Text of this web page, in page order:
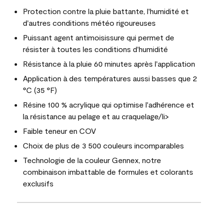
Protection contre la pluie battante, l'humidité et
d'autres conditions météo rigoureuses
Puissant agent antimoisissure qui permet de
résister à toutes les conditions d'humidité
Résistance à la pluie 60 minutes après l'application
Application à des températures aussi basses que 2
°C (35 °F)
Résine 100 % acrylique qui optimise l'adhérence et
la résistance au pelage et au craquelage/li>
Faible teneur en COV
Choix de plus de 3 500 couleurs incomparables
Technologie de la couleur Gennex, notre
combinaison imbattable de formules et colorants
exclusifs